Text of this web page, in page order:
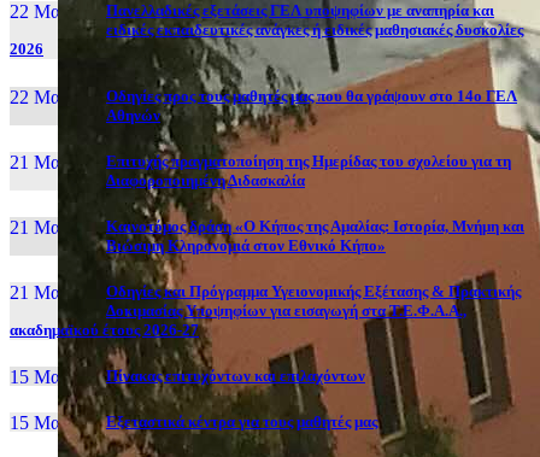
22 Μαι, 26
Πανελλαδικές εξετάσεις ΓΕΛ υποψηφίων με αναπηρία και
ειδικές εκπαιδευτικές ανάγκες ή ειδικές μαθησιακές δυσκολίες
2026
22 Μαι, 26
Οδηγίες προς τους μαθητές μας που θα γράψουν στο 14ο ΓΕΛ
Αθηνών
21 Μαι, 26
Επιτυχής πραγματοποίηση της Ημερίδας του σχολείου για τη
Διαφοροποιημένη Διδασκαλία
21 Μαι, 26
Καινοτόμος δράση «Ο Κήπος της Αμαλίας: Ιστορία, Μνήμη και
Βιώσιμη Κληρονομιά στον Εθνικό Κήπο»
21 Μαι, 26
Οδηγίες και Πρόγραμμα Υγειονομικής Εξέτασης & Πρακτικής
Δοκιμασίας Υποψηφίων για εισαγωγή στα Τ.Ε.Φ.Α.Α.,
ακαδημαϊκού έτους 2026-27
15 Μαι, 26 Πίνακας επιτυχόντων και επιλαχόντων
15 Μαι, 26 Εξεταστικά κέντρα για τους μαθητές μας